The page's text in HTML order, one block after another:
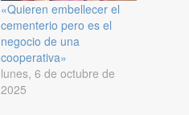
«Quieren embellecer el
cementerio pero es el
negocio de una
cooperativa»
lunes, 6 de octubre de
2025